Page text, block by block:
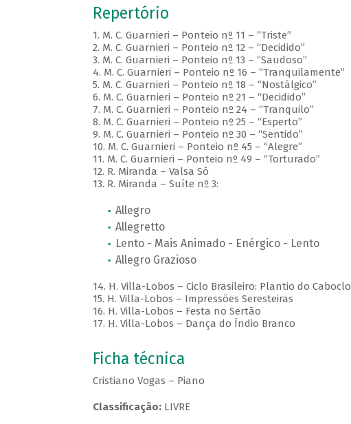
Repertório
1. M. C. Guarnieri – Ponteio nº 11 – “Triste”
2. M. C. Guarnieri – Ponteio nº 12 – “Decidido”
3. M. C. Guarnieri – Ponteio nº 13 – “Saudoso”
4. M. C. Guarnieri – Ponteio nº 16 – “Tranquilamente”
5. M. C. Guarnieri – Ponteio nº 18 – “Nostálgico”
6. M. C. Guarnieri – Ponteio nº 21 – “Decidido”
7. M. C. Guarnieri – Ponteio nº 24 – “Tranquilo”
8. M. C. Guarnieri – Ponteio nº 25 – “Esperto”
9. M. C. Guarnieri – Ponteio nº 30 – “Sentido”
10. M. C. Guarnieri – Ponteio nº 45 – “Alegre”
11. M. C. Guarnieri – Ponteio nº 49 – “Torturado”
12. R. Miranda – Valsa Só
13. R. Miranda – Suíte nº 3:
Allegro
Allegretto
Lento - Mais Animado - Enérgico - Lento
Allegro Grazioso
14. H. Villa-Lobos – Ciclo Brasileiro: Plantio do Caboclo
15. H. Villa-Lobos – Impressões Seresteiras
16. H. Villa-Lobos – Festa no Sertão
17. H. Villa-Lobos – Dança do Índio Branco
Ficha técnica
Cristiano Vogas – Piano
Classificação:LIVRE